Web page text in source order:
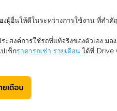
อื่นให้ดีในระหว่างการใช้งาน ที่สำคั
งค์การใช้รถที่แท้จริงของตัวเอง มอ
เช็กราคารถเช่า รายเดือนได้ที่ Drive